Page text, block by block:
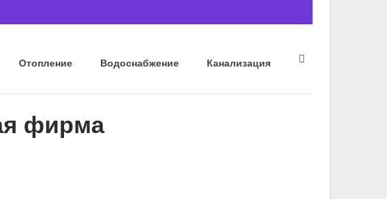
Отопление Водоснабжение Канализация
фирма